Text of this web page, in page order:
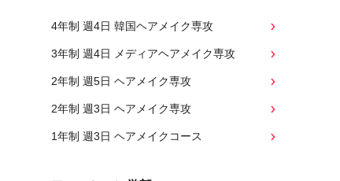
4年制 週4日 韓国ヘアメイク専攻
3年制 週4日 メディアヘアメイク専攻
2年制 週5日 ヘアメイク専攻
2年制 週3日 ヘアメイク専攻
1年制 週3日 ヘアメイクコース